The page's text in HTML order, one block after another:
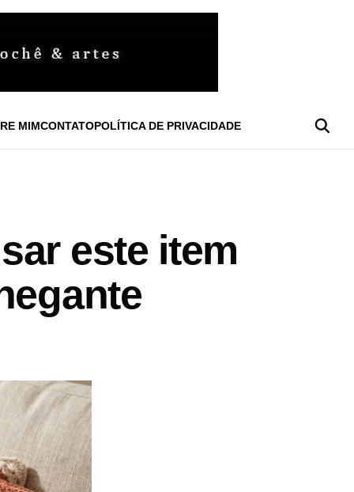
MIMCONTATOPOLÍTICA DE PRIVACIDADE
este item